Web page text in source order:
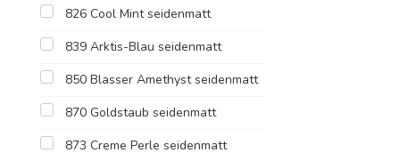
826 Cool Mint seidenmatt
839 Arktis-Blau seidenmatt
850 Blasser Amethyst seidenmatt
870 Goldstaub seidenmatt
873 Creme Perle seidenmatt